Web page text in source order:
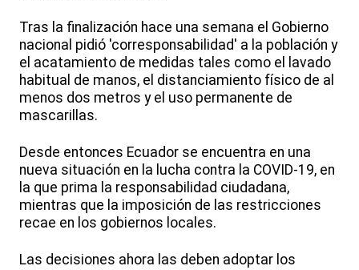
Tras la finalización hace una semana el Gobierno
nacional pidió 'corresponsabilidad' a la población y
el acatamiento de medidas tales como el lavado
habitual de manos, el distanciamiento físico de al
menos dos metros y el uso permanente de
mascarillas.
Desde entonces Ecuador se encuentra en una
nueva situación en la lucha contra la COVID-19, en
la que prima la responsabilidad ciudadana,
mientras que la imposición de las restricciones
recae en los gobiernos locales.
Las decisiones ahora las deben adoptar los